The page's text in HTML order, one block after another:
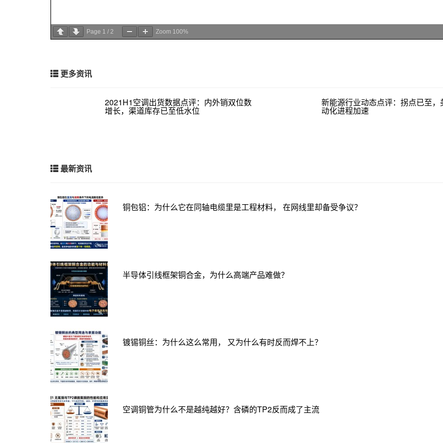
Page 1 / 2 Zoom 100%
更多资讯
2021H1空调出货数据点评：内外销双位数
增长，渠道库存已至低水位
新能源行业动态点评：拐点已至，
动化进程加速
最新资讯
铜包铝：为什么它在同轴电缆里是工程材料， 在网线里却备受争议？
半导体引线框架铜合金，为什么高端产品难做？
镀锡铜丝：为什么这么常用， 又为什么有时反而焊不上？
空调铜管为什么不是越纯越好？含磷的TP2反而成了主流